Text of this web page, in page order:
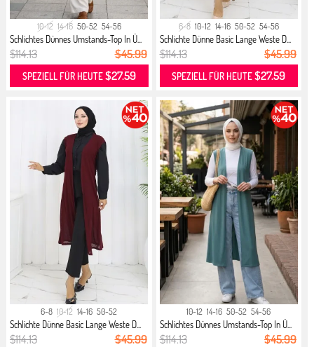
10-12 14-16 50-52 54-56
Schlichtes Dünnes Umstands-Top In Ü...
$114.13 $45.99
SPEZIELL FÜR HEUTE$27.59
6-8 10-12 14-16 50-52 54-56
Schlichte Dünne Basic Lange Weste D...
$114.13 $45.99
SPEZIELL FÜR HEUTE$27.59
6-8 10-12 14-16 50-52
Schlichte Dünne Basic Lange Weste D...
$114.13 $45.99
10-12 14-16 50-52 54-56
Schlichtes Dünnes Umstands-Top In Ü...
$114.13 $45.99